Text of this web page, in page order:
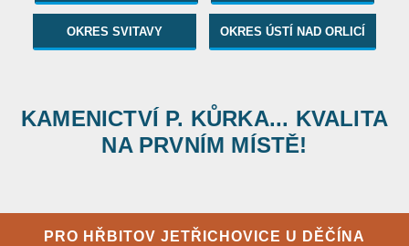
OKRES SVITAVY OKRES ÚSTÍ NAD ORLICÍ
KAMENICTVÍ P. KŮRKA... KVALITA
NA PRVNÍM MÍSTĚ!
PRO HŘBITOV JETŘICHOVICE U DĚČÍNA